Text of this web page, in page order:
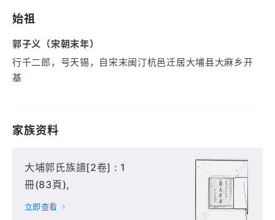
始祖
郭子义（宋朝末年）
行千二郎，号天锡，自宋末闽汀杭邑迁居大埔县大麻乡开
基
家族资料
大埔郭氏族譜[2卷] : 1
冊(83頁),
立即查看